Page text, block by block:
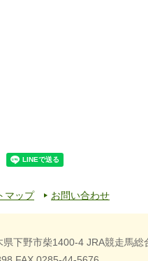
マップ お問い合わせ
県下野市柴1400-4 JRA競走馬総